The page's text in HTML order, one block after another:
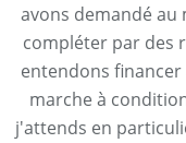
avons demandé
compléter par des
entendons financer
marche à
j'attends en